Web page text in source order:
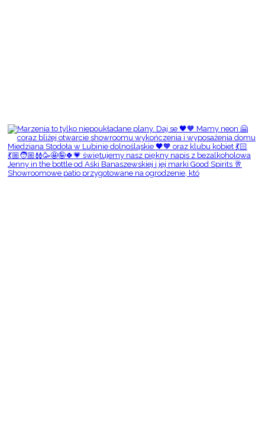
Showroomowe patio przygotowane na ogrodzenie, któ